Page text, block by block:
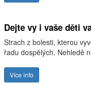
Dejte vy i vaše děti
Strach z bolesti, kterou
řadu dospělých. Nehledě
Více info